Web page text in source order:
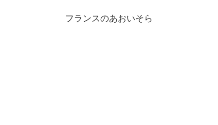
フランスのあおいそら